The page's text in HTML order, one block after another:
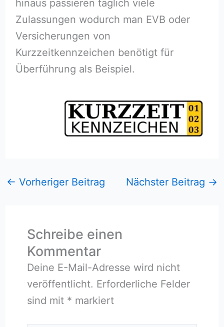
hinaus passieren täglich viele
Zulassungen wodurch man EVB oder
Versicherungen von
Kurzzeitkennzeichen benötigt für
Überführung als Beispiel.
← Vorheriger Beitrag Nächster Beitrag →
Schreibe einen
Kommentar
Deine E-Mail-Adresse wird nicht
veröffentlicht. Erforderliche Felder
sind mit * markiert